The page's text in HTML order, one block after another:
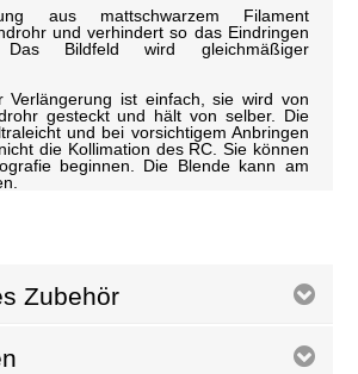
aus mattschwarzem Filament
und verhindert so das Eindringen
Bildfeld wird gleichmäßiger
Verlängerung ist einfach, sie wird von
gesteckt und hält von selber. Die
und bei vorsichtigem Anbringen
die Kollimation des RC. Sie können
beginnen. Die Blende kann am
Zubehör